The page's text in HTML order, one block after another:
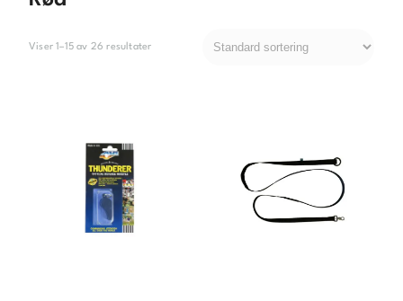
Viser 1–15 av 26 resultater